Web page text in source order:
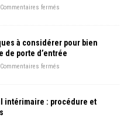
Commentaires fermés
à considérer pour bien
de porte d’entrée
Commentaires fermés
intérimaire : procédure et